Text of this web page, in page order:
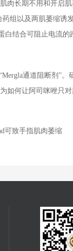
长期不用和开启肌
组以及两肌萎缩诱
白结合可阻止电流
通道阻断剂”。
如何让阿司咪唑只
可致手指肌肉萎缩